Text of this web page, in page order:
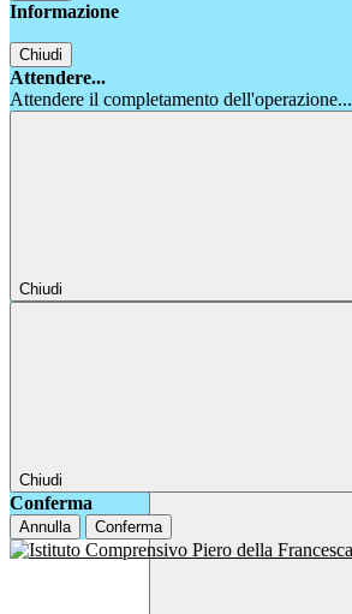
Informazione
Chiudi
Attendere...
Attendere il completamento dell'operazione...
Chiudi
Chiudi
Conferma
Annulla Conferma